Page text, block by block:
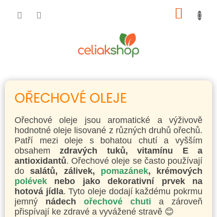
KOŠÍK
OŘECHOVÉ OLEJE
Ořechové oleje jsou aromatické a výživově
hodnotné oleje lisované z různých druhů ořechů.
Patří mezi oleje s bohatou chutí a vyšším
obsahemzdravých tuků, vitamínu E a
antioxidantů. Ořechové oleje se často používají
dosalátů, zálivek, pomazánek, krémových
polévek nebo jako dekorativní prvek na
hotová jídla. Tyto oleje dodají každému pokrmu
jemný nádech ořechové chuti a zároveň
přispívají ke zdravé a vyvážené stravě 😊